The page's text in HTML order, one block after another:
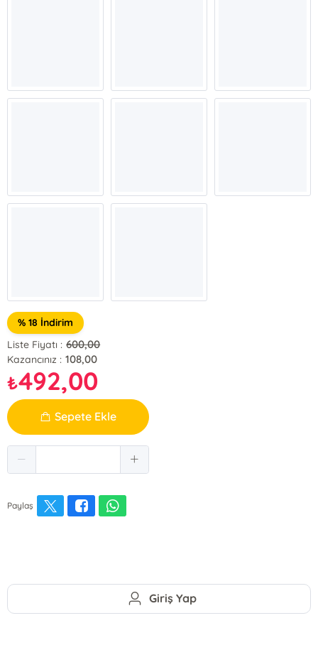
% 18 İndirim
Liste Fiyatı : 600,00
Kazancınız : 108,00
₺492,00
Sepete Ekle
Paylaş
Giriş Yap